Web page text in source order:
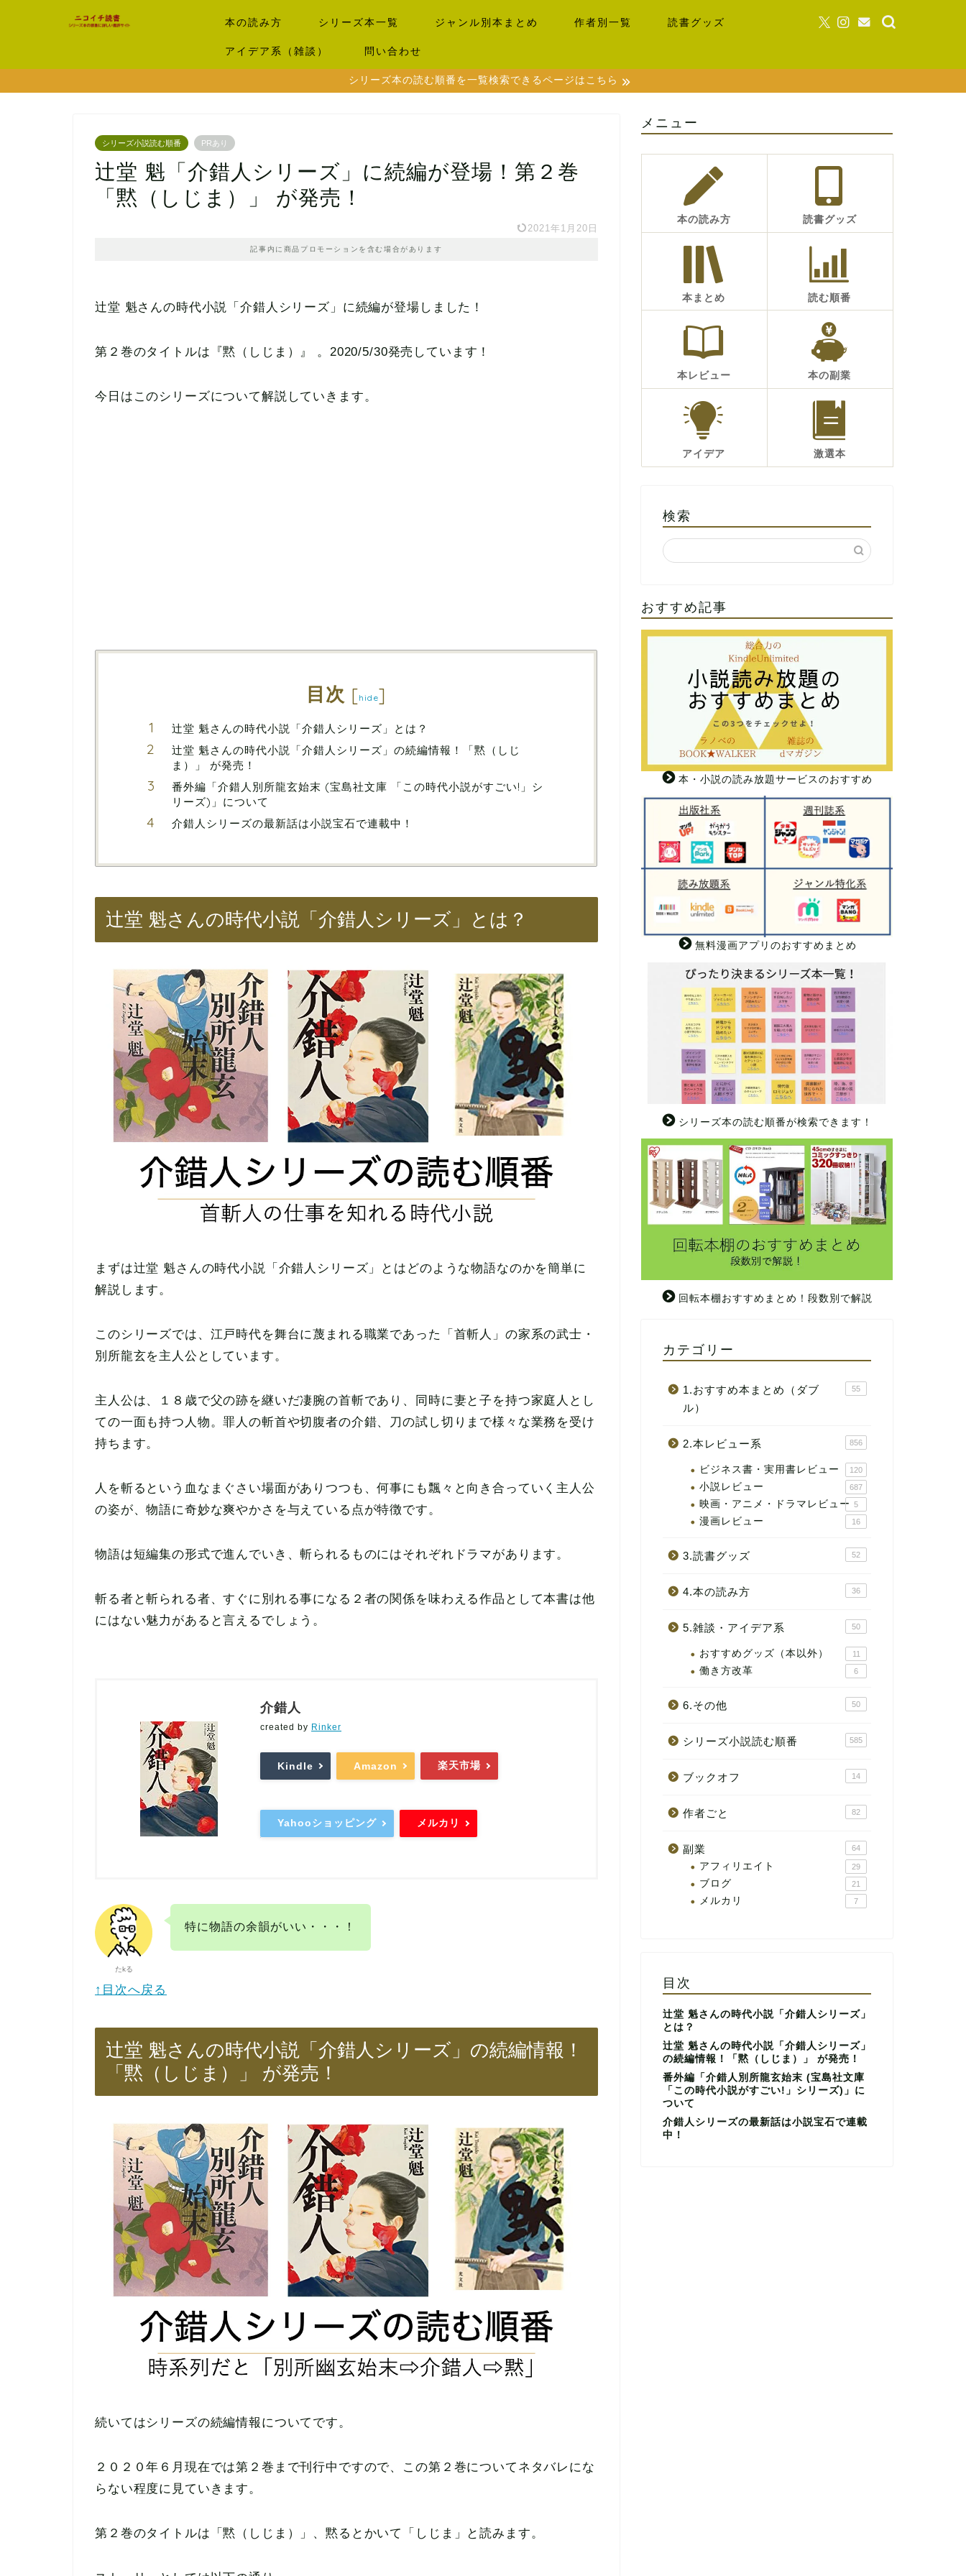
本の読み方 シリーズ本一覧 ジャンル別本まとめ 作者別一覧 読書グッズ
アイデア系（雑談） 問い合わせ
シリーズ本の読む順番を一覧検索できるページはこちら
シリーズ小説読む順番 PRあり
辻堂 魁「介錯人シリーズ」に続編が登場！第２巻
「黙（しじま）」 が発売！
2021年1月20日
記事内に商品プロモーションを含む場合があります
辻堂 魁さんの時代小説「介錯人シリーズ」に続編が登場しました！
第２巻のタイトルは『黙（しじま）』 。2020/5/30発売しています！
今日はこのシリーズについて解説していきます。
目次 [hide]
辻堂 魁さんの時代小説「介錯人シリーズ」とは？
辻堂 魁さんの時代小説「介錯人シリーズ」の続編情報！「黙（しじ
ま）」 が発売！
番外編「介錯人別所龍玄始末 (宝島社文庫 「この時代小説がすごい!」シ
リーズ)」について
介錯人シリーズの最新話は小説宝石で連載中！
辻堂 魁さんの時代小説「介錯人シリーズ」とは？
まずは辻堂 魁さんの時代小説「介錯人シリーズ」とはどのような物語なのかを簡単に
解説します。
このシリーズでは、江戸時代を舞台に蔑まれる職業であった「首斬人」の家系の武士・
別所龍玄を主人公としています。
主人公は、１８歳で父の跡を継いだ凄腕の首斬であり、同時に妻と子を持つ家庭人とし
ての一面も持つ人物。罪人の斬首や切腹者の介錯、刀の試し切りまで様々な業務を受け
持ちます。
人を斬るという血なまぐさい場面がありつつも、何事にも飄々と向き合っていく主人公
の姿が、物語に奇妙な爽やかさを与えている点が特徴です。
物語は短編集の形式で進んでいき、斬られるものにはそれぞれドラマがあります。
斬る者と斬られる者、すぐに別れる事になる２者の関係を味わえる作品として本書は他
にはない魅力があると言えるでしょう。
介錯人
created by Rinker
Kindle Amazon 楽天市場
Yahooショッピング メルカリ
たkる
特に物語の余韻がいい・・・！
↑目次へ戻る
辻堂 魁さんの時代小説「介錯人シリーズ」の続編情報！
「黙（しじま）」 が発売！
続いてはシリーズの続編情報についてです。
２０２０年６月現在では第２巻まで刊行中ですので、この第２巻についてネタバレにな
らない程度に見ていきます。
第２巻のタイトルは「黙（しじま）」、黙るとかいて「しじま」と読みます。
メニュー
本の読み方 読書グッズ
本まとめ 読む順番
本レビュー 本の副業
アイデア 激選本
検索
おすすめ記事
本・小説の読み放題サービスのおすすめ
無料漫画アプリのおすすめまとめ
シリーズ本の読む順番が検索できます！
回転本棚おすすめまとめ！段数別で解説
カテゴリー
1.おすすめ本まとめ（ダブ
ル）
55
2.本レビュー系 856
ビジネス書・実用書レビュー 120
小説レビュー 687
映画・アニメ・ドラマレビュー 5
漫画レビュー 16
3.読書グッズ 52
4.本の読み方 36
5.雑談・アイデア系 50
おすすめグッズ（本以外） 11
働き方改革 6
6.その他 50
シリーズ小説読む順番 585
ブックオフ 14
作者ごと 82
副業 64
アフィリエイト 29
ブログ 21
メルカリ 7
目次
辻堂 魁さんの時代小説「介錯人シリーズ」
とは？
辻堂 魁さんの時代小説「介錯人シリーズ」
の続編情報！「黙（しじま）」 が発売！
番外編「介錯人別所龍玄始末 (宝島社文庫
「この時代小説がすごい!」シリーズ)」に
ついて
介錯人シリーズの最新話は小説宝石で連載
中！